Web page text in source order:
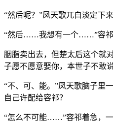
“然后呢？”凤天歌兀自淡定下来
“然后……我想有一个……”容祁
胭脂卖出去，但楚太后这个就
子愿不愿意娶你，本世子不敢
“不、可、能。”凤天歌脑子里
自己许配给容祁？
“怎么不可能……”容祁着急，